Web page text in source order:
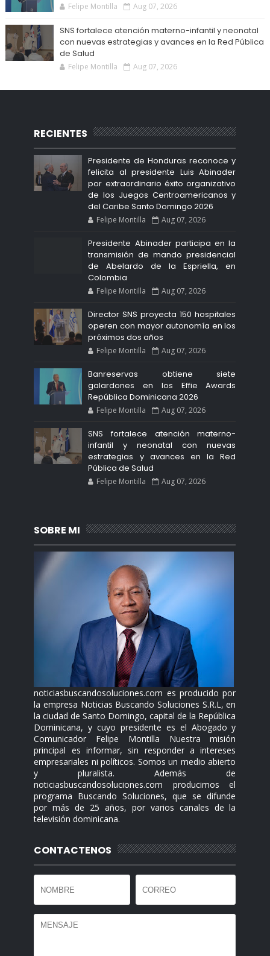
Felipe Montilla Aug 07, 2026
SNS fortalece atención materno-infantil y neonatal
con nuevas estrategias y avances en la Red Pública
de Salud
Felipe Montilla Aug 07, 2026
RECIENTES
Presidente de Honduras reconoce y
felicita al presidente Luis Abinader
por extraordinario éxito organizativo
de los Juegos Centroamericanos y
del Caribe Santo Domingo 2026
Felipe Montilla Aug 07, 2026
Presidente Abinader participa en la
transmisión de mando presidencial
de Abelardo de la Espriella, en
Colombia
Felipe Montilla Aug 07, 2026
Director SNS proyecta 150 hospitales
operen con mayor autonomía en los
próximos dos años
Felipe Montilla Aug 07, 2026
Banreservas obtiene siete
galardones en los Effie Awards
República Dominicana 2026
Felipe Montilla Aug 07, 2026
SNS fortalece atención materno-
infantil y neonatal con nuevas
estrategias y avances en la Red
Pública de Salud
Felipe Montilla Aug 07, 2026
SOBRE MI
noticiasbuscandosoluciones.com es producido por
la empresa Noticias Buscando Soluciones S.R.L, en
la ciudad de Santo Domingo, capital de la República
Dominicana, y cuyo presidente es el Abogado y
Comunicador Felipe Montilla Nuestra misión
principal es informar, sin responder a intereses
empresariales ni políticos. Somos un medio abierto
y pluralista. Además de
noticiasbuscandosoluciones.com producimos el
programa Buscando Soluciones, que se difunde
por más de 25 años, por varios canales de la
televisión dominicana.
CONTACTENOS